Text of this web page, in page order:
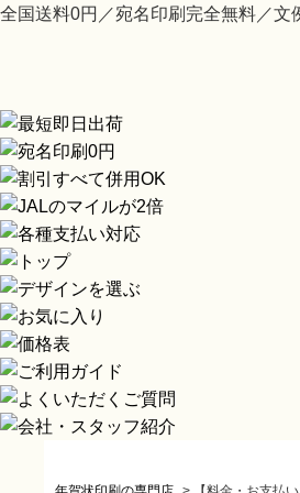
全国送料0円／宛名印刷完全無料／